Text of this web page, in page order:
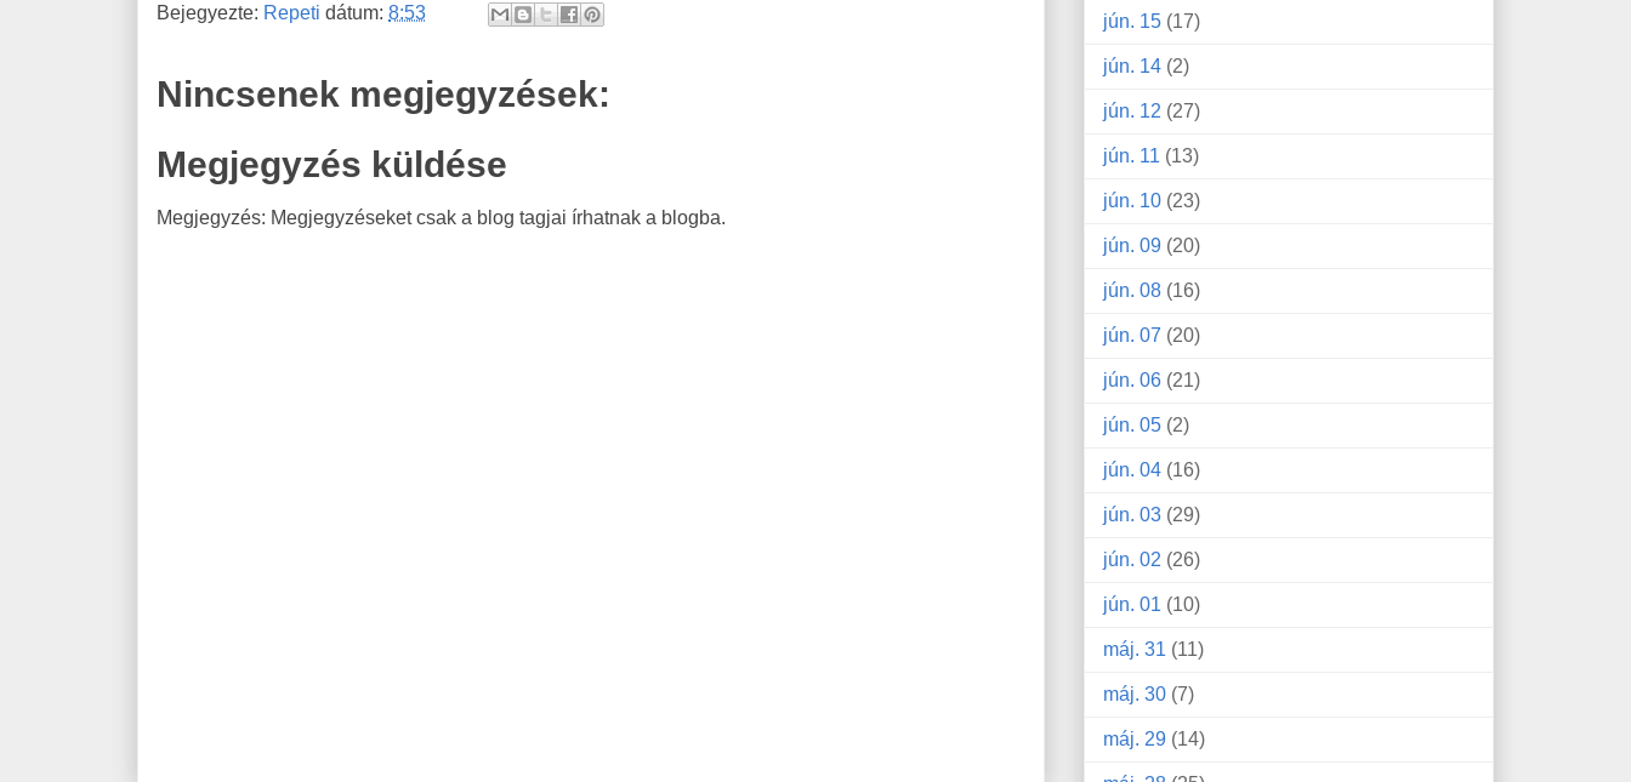
Bejegyezte: Repeti dátum: 8:53
Nincsenek megjegyzések:
Megjegyzés küldése
Megjegyzés: Megjegyzéseket csak a blog tagjai írhatnak a blogba.
jún. 15 (17)
jún. 14 (2)
jún. 12 (27)
jún. 11 (13)
jún. 10 (23)
jún. 09 (20)
jún. 08 (16)
jún. 07 (20)
jún. 06 (21)
jún. 05 (2)
jún. 04 (16)
jún. 03 (29)
jún. 02 (26)
jún. 01 (10)
máj. 31 (11)
máj. 30 (7)
máj. 29 (14)